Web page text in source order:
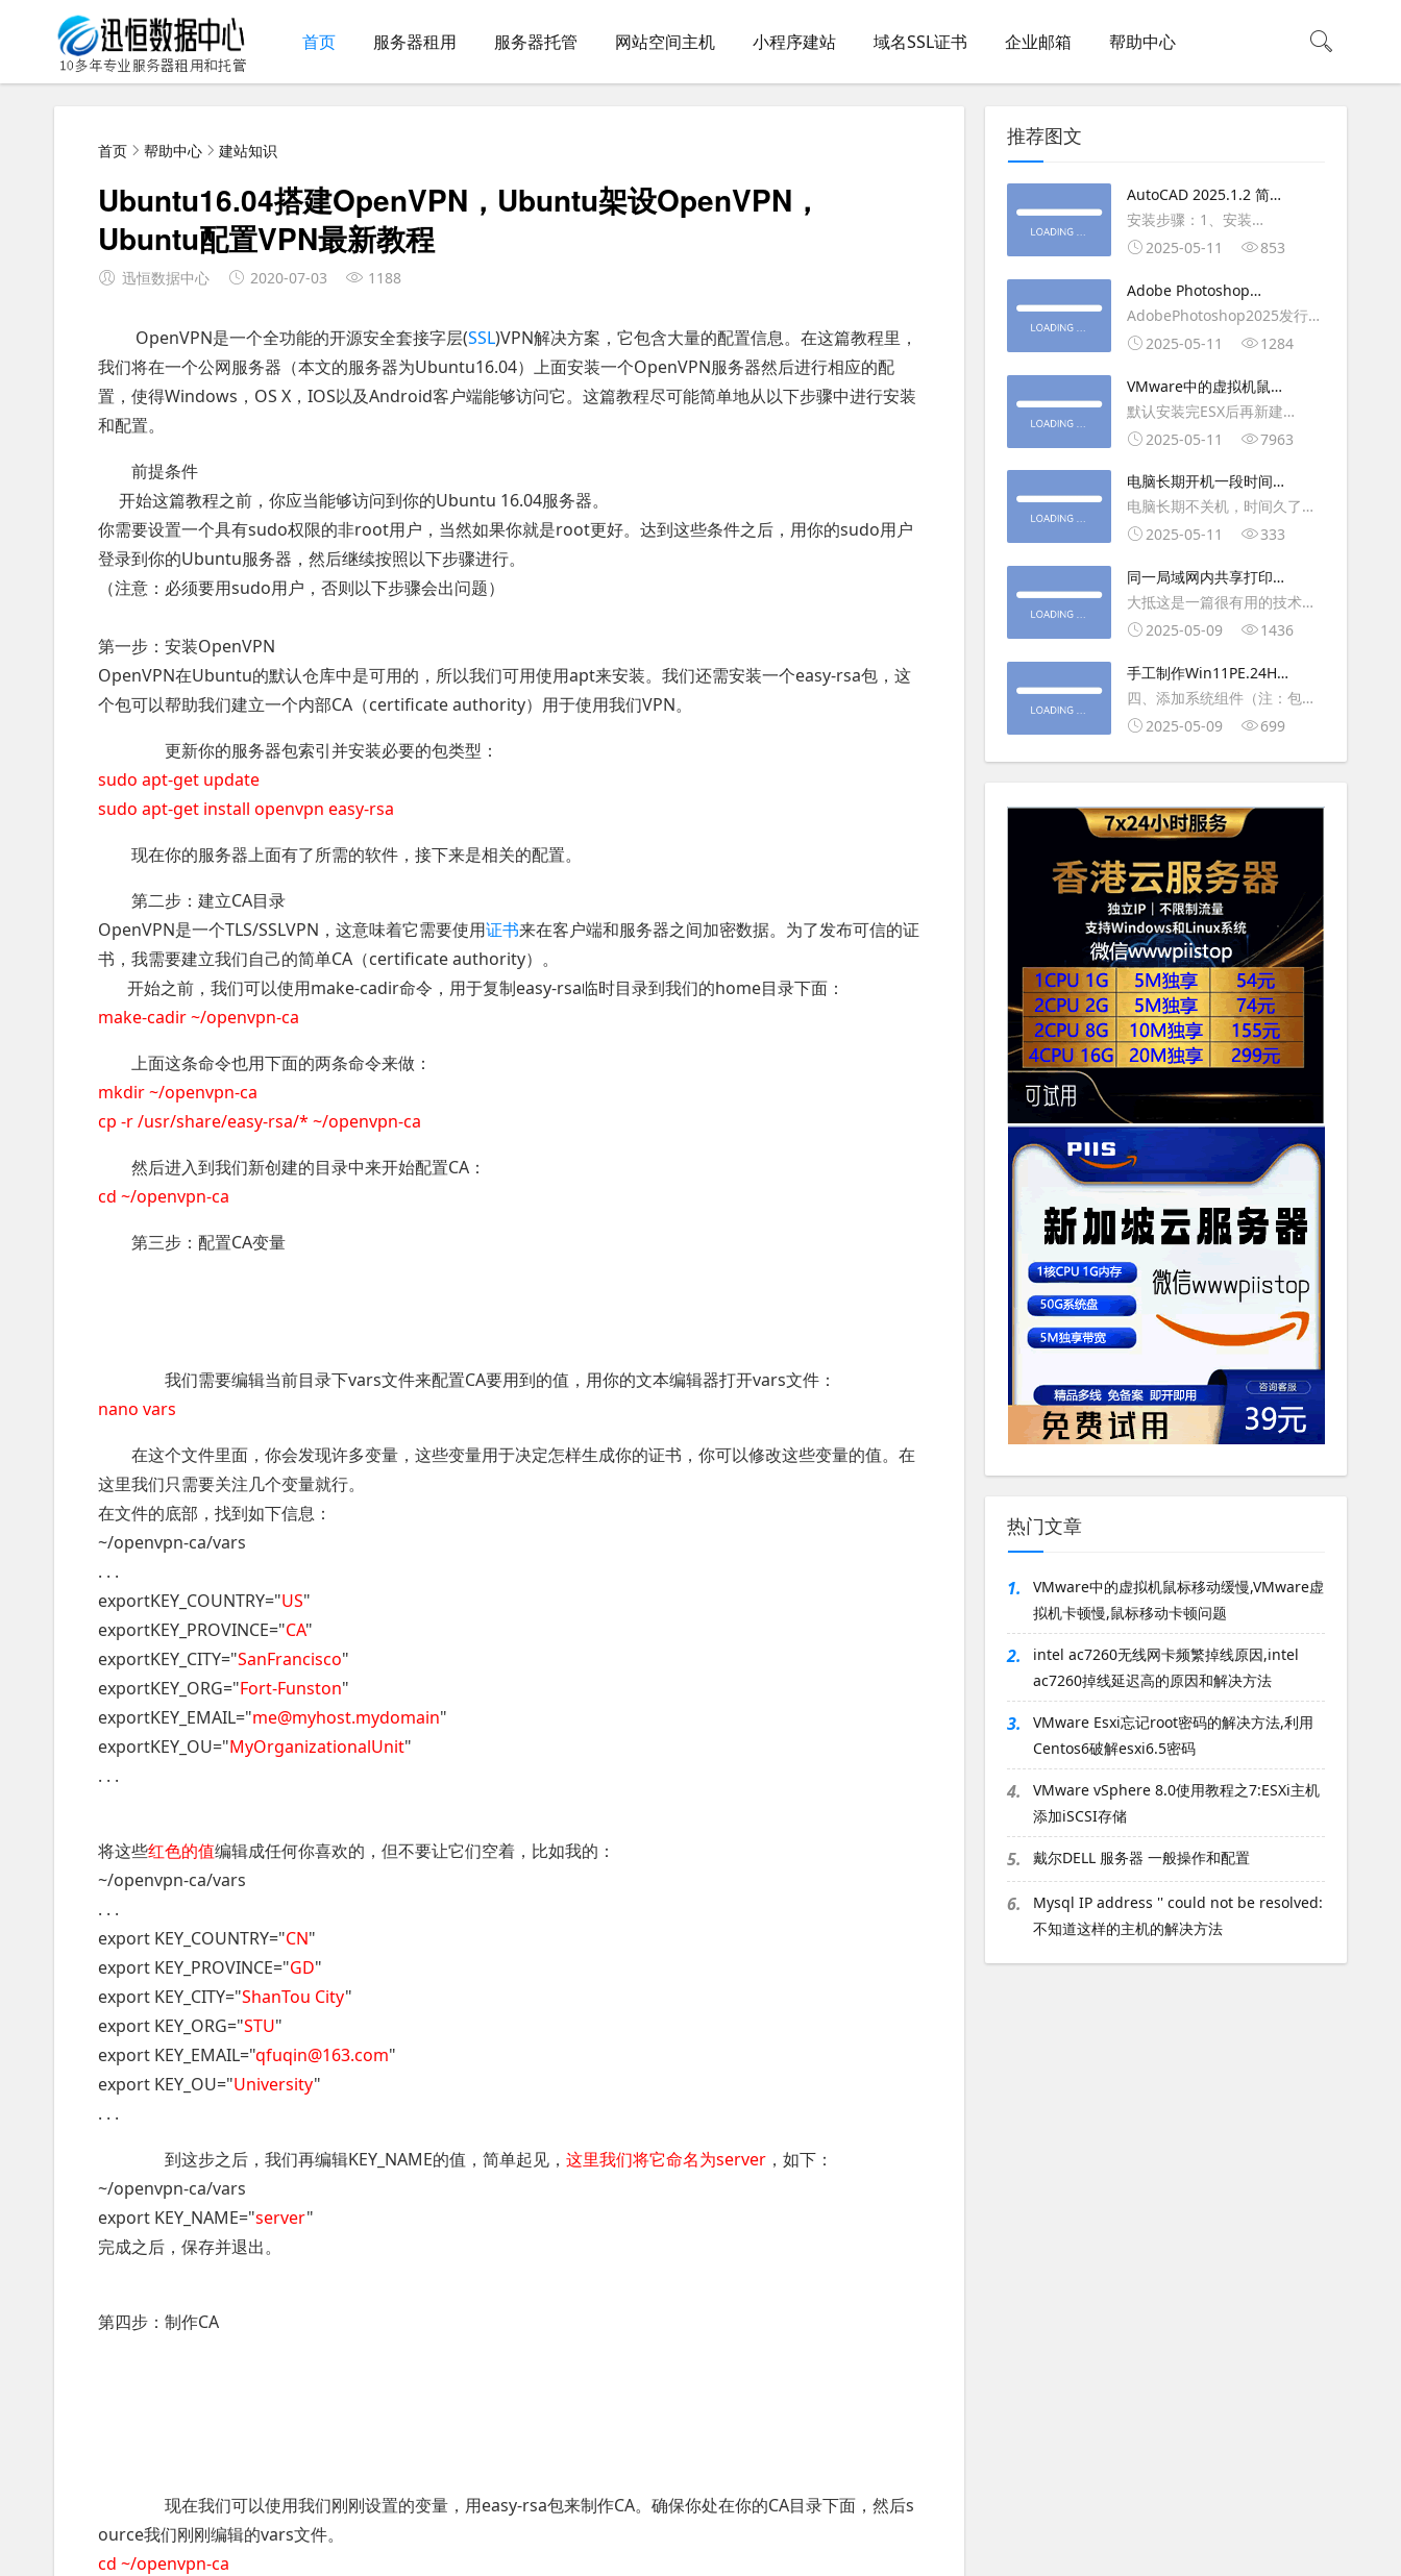
首页 服务器租用 服务器托管 网站空间主机 小程序建站 域名SSL证书 企业邮箱 帮助中心
首页 帮助中心 建站知识
Ubuntu16.04搭建OpenVPN，Ubuntu架设OpenVPN，
Ubuntu配置VPN最新教程
迅恒数据中心 2020-07-03 1188
OpenVPN是一个全功能的开源安全套接字层(SSL)VPN解决方案，它包含大量的配置信息。在这篇教程里，
我们将在一个公网服务器（本文的服务器为Ubuntu16.04）上面安装一个OpenVPN服务器然后进行相应的配
置，使得Windows，OS X，IOS以及Android客户端能够访问它。这篇教程尽可能简单地从以下步骤中进行安装
和配置。
前提条件
开始这篇教程之前，你应当能够访问到你的Ubuntu 16.04服务器。
你需要设置一个具有sudo权限的非root用户，当然如果你就是root更好。达到这些条件之后，用你的sudo用户
登录到你的Ubuntu服务器，然后继续按照以下步骤进行。
（注意：必须要用sudo用户，否则以下步骤会出问题）
第一步：安装OpenVPN
OpenVPN在Ubuntu的默认仓库中是可用的，所以我们可用使用apt来安装。我们还需安装一个easy-rsa包，这
个包可以帮助我们建立一个内部CA（certificate authority）用于使用我们VPN。
更新你的服务器包索引并安装必要的包类型：
sudo apt-get update
sudo apt-get install openvpn easy-rsa
现在你的服务器上面有了所需的软件，接下来是相关的配置。
第二步：建立CA目录
OpenVPN是一个TLS/SSLVPN，这意味着它需要使用证书来在客户端和服务器之间加密数据。为了发布可信的证
书，我需要建立我们自己的简单CA（certificate authority）。
开始之前，我们可以使用make-cadir命令，用于复制easy-rsa临时目录到我们的home目录下面：
make-cadir ~/openvpn-ca
上面这条命令也用下面的两条命令来做：
mkdir ~/openvpn-ca
cp -r /usr/share/easy-rsa/* ~/openvpn-ca
然后进入到我们新创建的目录中来开始配置CA：
cd ~/openvpn-ca
第三步：配置CA变量
我们需要编辑当前目录下vars文件来配置CA要用到的值，用你的文本编辑器打开vars文件：
nano vars
在这个文件里面，你会发现许多变量，这些变量用于决定怎样生成你的证书，你可以修改这些变量的值。在
这里我们只需要关注几个变量就行。
在文件的底部，找到如下信息：
~/openvpn-ca/vars
. . .
exportKEY_COUNTRY="US"
exportKEY_PROVINCE="CA"
exportKEY_CITY="SanFrancisco"
exportKEY_ORG="Fort-Funston"
exportKEY_EMAIL="me@myhost.mydomain"
exportKEY_OU="MyOrganizationalUnit"
. . .
将这些红色的值编辑成任何你喜欢的，但不要让它们空着，比如我的：
~/openvpn-ca/vars
. . .
export KEY_COUNTRY="CN"
export KEY_PROVINCE="GD"
export KEY_CITY="ShanTou City"
export KEY_ORG="STU"
export KEY_EMAIL="qfuqin@163.com"
export KEY_OU="University"
. . .
到这步之后，我们再编辑KEY_NAME的值，简单起见， 这里我们将它命名为server ，如下：
~/openvpn-ca/vars
export KEY_NAME="server"
完成之后，保存并退出。
第四步：制作CA
现在我们可以使用我们刚刚设置的变量，用easy-rsa包来制作CA。确保你处在你的CA目录下面，然后s
ource我们刚刚编辑的vars文件。
cd ~/openvpn-ca
推荐图文
AutoCAD 2025.1.2 简体
中文版（64位）破解版下
载
安装步骤：1、安装
AutoCAD_2025.1.2_Update3、
复制Crack里面的文件到
AutoCAD安装目录里，覆盖同
名文件4、完最低
2025-05-11 853
Adobe Photoshop
2025（v26.6.1）多语言
破解版下载
AdobePhotoshop2025发行
年：2025版本：26.6.1.7开发
平台：WindowsX64界面语
言：英语/匈牙利/匈牙利/越南/
荷兰/印尼/西班牙/西班牙语/意
大利
2025-05-11 1284
VMware中的虚拟机鼠标
移动缓慢,VMware虚拟机
卡顿慢,鼠标移动卡顿问题
默认安装完ESX后再新建
WINDOWS虚拟主机，如
操作虚拟主机，鼠标会非常
钝，这是因为虚拟机没有鼠标
驱动，通过安装vmwaretool后
就可以解决此问
2025-05-11 7963
电脑长期开机一段时间就
卡顿怎么处理
电脑长期不关机，时间久了就
会一直卡，CPU和内存都没占
久，打开任务管理器5秒钟。一
般重启下电脑就可以了或重启
下资源管理器(explorer.exe进
程).
2025-05-11 333
同一局域网内共享打印机
的连接及相关问题解决方
法
大抵这是一篇很有用的技术教
程文章吧！涉及的内容普遍而
不自觉地点赞收藏吧~包含内容
有：共享前的准备工作在设置
打印机共享之前，你得先确保
两台电脑
2025-05-09 1436
手工制作Win11PE.24H2
LTSC2024详细教程2
四、添加系统组件（注：包含
DWM、BitLocker解锁、MMC
第5卷提取以下文件到BOOT文
件夹：;DWM桌面窗口管理器
2025-05-09 699
热门文章
1.
VMware中的虚拟机鼠标移动缓慢,VMware虚
拟机卡顿慢,鼠标移动卡顿问题
2.
intel ac7260无线网卡频繁掉线原因,intel
ac7260掉线延迟高的原因和解决方法
3.
VMware Esxi忘记root密码的解决方法,利用
Centos6破解esxi6.5密码
4.
VMware vSphere 8.0使用教程之7:ESXi主机
添加iSCSI存储
5. 戴尔DELL 服务器 一般操作和配置
6.
Mysql IP address '' could not be resolved:
不知道这样的主机的解决方法